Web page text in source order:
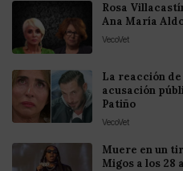
Rosa
Ana María
VecoVet
La reacción
acusación
Patiño
VecoVet
Muere en un
Migos a los 28